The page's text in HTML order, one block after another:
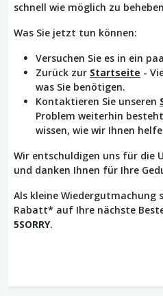
schnell wie möglich zu
Was Sie jetzt tun können:
Versuchen Sie es in ein
Zurück zur Startseite -
was Sie benötigen.
Kontaktieren Sie unseren
Problem weiterhin
wissen, wie wir Ihnen
Wir entschuldigen uns für die
und danken Ihnen für Ihre
Als kleine Wiedergutmachung
Rabatt* auf Ihre nächste
5SORRY.